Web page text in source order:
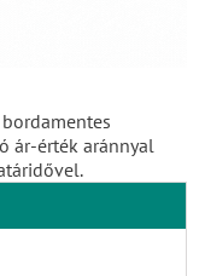
ár-érték aránnyal